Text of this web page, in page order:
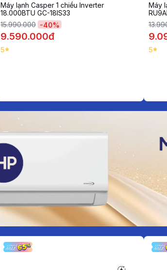
Máy lạnh Casper 1 chiều Inverter
18.000BTU GC-18IS33
15.990.000 -40%
9.590.000đ
5
Máy
5